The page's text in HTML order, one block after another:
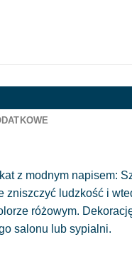
z modnym napisem:
zniszczyć ludzkość i
różowym.
salonu lub sypialni.